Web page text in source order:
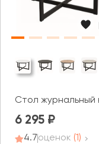
Стол журнальный
6 295
4.7оценок (1)